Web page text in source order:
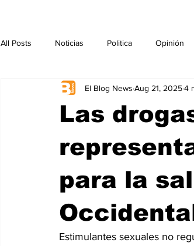
All Posts Noticias Politica Opinión
Las
para la
El Blog News Aug 21, 20254
Estimulantes sexuales no